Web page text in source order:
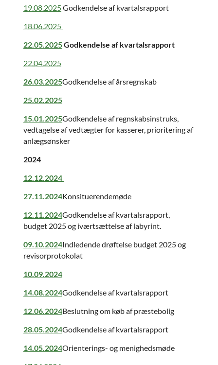
19.08.2025Godkendelse af kvartalsrapport
18.06.2025
22.05.2025Godkendelse af kvartalsrapport
22.04.2025
26.03.2025Godkendelse af årsregnskab
25.02.2025
15.01.2025Godkendelse af regnskabsinstruks,
vedtagelse af vedtægter for kasserer, prioritering af
anlægsønsker
2024
12.12.2024
27.11.2024Konsituerendemøde
12.11.2024Godkendelse af kvartalsrapport,
budget 2025 og iværtsættelse af labyrint.
09.10.2024Indledende drøftelse budget 2025 og
revisorprotokolat
10.09.2024
14.08.2024Godkendelse af kvartalsrapport
12.06.2024Beslutning om køb af præstebolig
28.05.2024Godkendelse af kvartalsrapport
14.05.2024Orienterings- og menighedsmøde